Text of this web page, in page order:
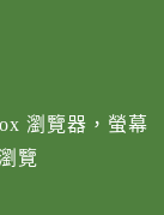
瀏覽器，螢幕
覽